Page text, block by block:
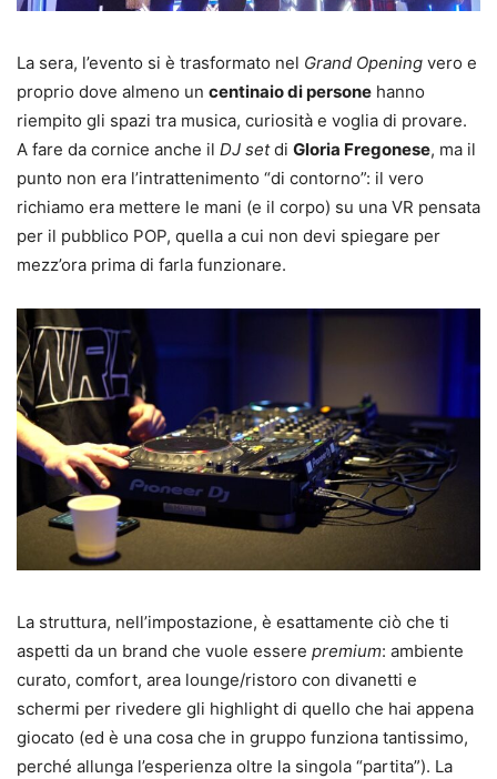
La sera, l’evento si è trasformato nel Grand Opening vero e
proprio dove almeno un centinaio di persone hanno
riempito gli spazi tra musica, curiosità e voglia di provare.
A fare da cornice anche il DJ setdi Gloria Fregonese, ma il
punto non era l’intrattenimento “di contorno”: il vero
richiamo era mettere le mani (e il corpo) su una VR pensata
per il pubblico POP, quella a cui non devi spiegare per
mezz’ora prima di farla funzionare.
La struttura, nell’impostazione, è esattamente ciò che ti
aspetti da un brand che vuole essere premium: ambiente
curato, comfort, area lounge/ristoro con divanetti e
schermi per rivedere gli highlight di quello che hai appena
giocato (ed è una cosa che in gruppo funziona tantissimo,
perché allunga l’esperienza oltre la singola “partita”). La